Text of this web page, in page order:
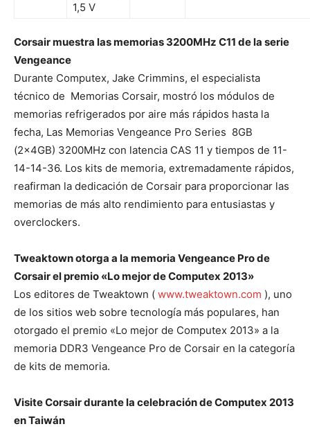
1,5 V
Corsair muestra las memorias 3200MHz C11 de la serie
Vengeance
Durante Computex, Jake Crimmins, el especialista
técnico de Memorias Corsair, mostró los módulos de
memorias refrigerados por aire más rápidos hasta la
fecha, Las Memorias Vengeance Pro Series 8GB
(2x4GB) 3200MHz con latencia CAS 11 y tiempos de 11-
14-14-36. Los kits de memoria, extremadamente rápidos,
reafirman la dedicación de Corsair para proporcionar las
memorias de más alto rendimiento para entusiastas y
overclockers.
Tweaktown otorga a la memoria Vengeance Pro de
Corsair el premio «Lo mejor de Computex 2013»
Los editores de Tweaktown ( www.tweaktown.com ), uno
de los sitios web sobre tecnología más populares, han
otorgado el premio «Lo mejor de Computex 2013» a la
memoria DDR3 Vengeance Pro de Corsair en la categoría
de kits de memoria.
Visite Corsair durante la celebración de Computex 2013
en Taiwán